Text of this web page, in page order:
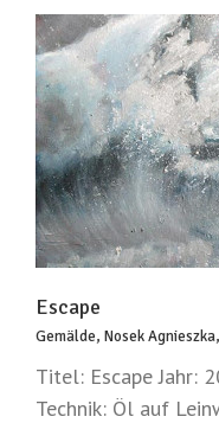
Escape
Gemälde, Nosek Agnieszka,
Titel: Escape Jahr:
Technik: Öl auf